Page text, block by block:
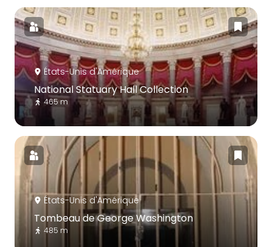
États-Unis d'Amérique
National Statuary Hall Collection
465 m
États-Unis d'Amérique
Tombeau de George Washington
485 m